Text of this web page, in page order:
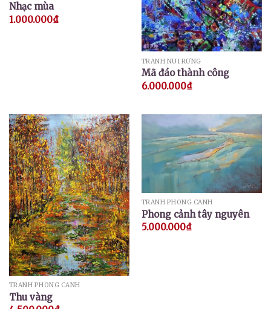
Nhạc mùa
1.000.000₫
TRANH NÚI RỪNG
Mã đáo thành công
6.000.000₫
TRANH PHONG CẢNH
Thu vàng
TRANH PHONG CẢNH
Phong cảnh tây nguyên
5.000.000₫